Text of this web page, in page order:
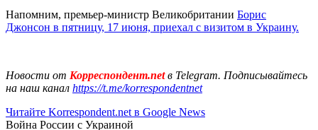
Напомним, премьер-министр Великобритании Борис
Джонсон в пятницу, 17 июня, приехал с визитом в Украину.
Новости от Корреспондент.netв Telegram. Подписывайтесь
на наш канал https://t.me/korrespondentnet
Читайте Korrespondent.net в Google News
Война России с Украиной